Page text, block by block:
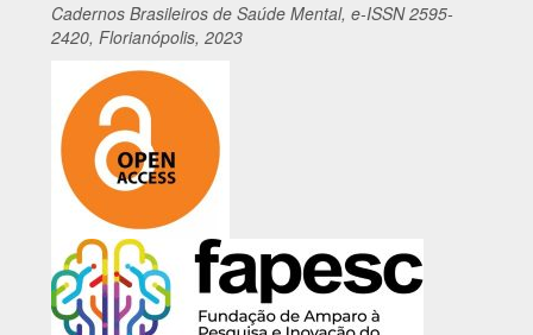
Cadernos Brasileiros de Saúde Mental, e-ISSN 2595-
2420, Florianópolis, 2023